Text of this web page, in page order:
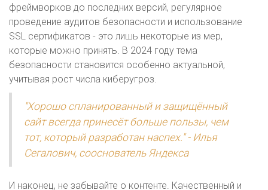
фреймворков до последних версий, регулярное
проведение аудитов безопасности и использование
SSL сертификатов - это лишь некоторые из мер,
которые можно принять. В 2024 году тема
безопасности становится особенно актуальной,
учитывая рост числа киберугроз.
"Хорошо спланированный и защищённый
сайт всегда принесёт больше пользы, чем
тот, который разработан наспех." - Илья
Сегалович, сооснователь Яндекса
И наконец, не забывайте о контенте. Качественный и